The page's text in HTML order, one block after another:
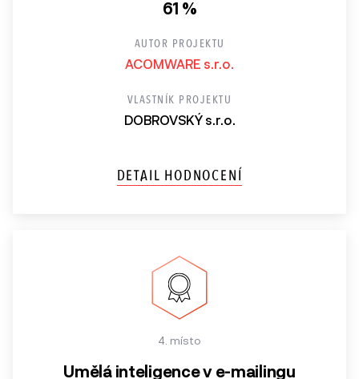
61 %
AUTOR PROJEKTU
ACOMWARE s.r.o.
VLASTNÍK PROJEKTU
DOBROVSKÝ s.r.o.
DETAIL HODNOCENÍ
4. místo
Umělá inteligence v e-mailingu